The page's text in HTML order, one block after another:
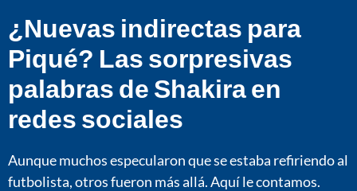
¿Nuevas indirectas para
Piqué? Las sorpresivas
palabras de Shakira en
redes sociales
Aunque muchos especularon que se estaba refiriendo al
futbolista, otros fueron más allá. Aquí le contamos.